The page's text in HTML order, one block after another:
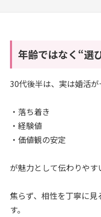
年齢ではなく“選
30代後半は、実は婚活が
・落ち着き
・経験値
・価値観の安定
が魅力として伝わりやす
焦らず、相性を丁寧に
す。